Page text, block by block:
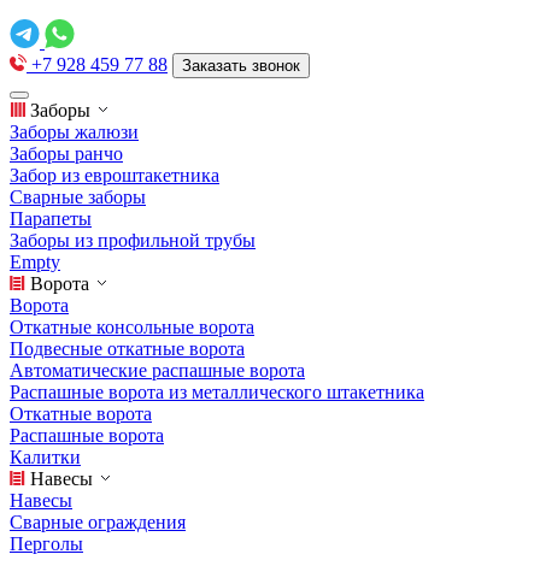
+7 928 459 77 88 Заказать звонок
Заборы
Заборы жалюзи
Заборы ранчо
Забор из евроштакетника
Сварные заборы
Парапеты
Заборы из профильной трубы
Empty
Ворота
Ворота
Откатные консольные ворота
Подвесные откатные ворота
Автоматические распашные ворота
Распашные ворота из металлического штакетника
Откатные ворота
Распашные ворота
Калитки
Навесы
Навесы
Сварные ограждения
Перголы